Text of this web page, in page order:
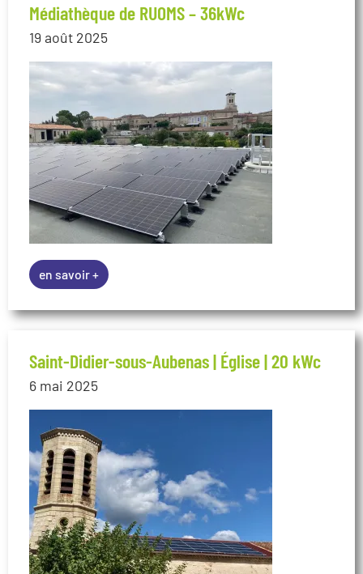
Médiathèque de RUOMS – 36kWc
19 août 2025
en savoir +
Saint-Didier-sous-Aubenas | Église | 20 kWc
6 mai 2025